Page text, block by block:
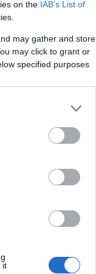
on the IAB’s List of
may gather and store
may click to grant or
specified purposes
it